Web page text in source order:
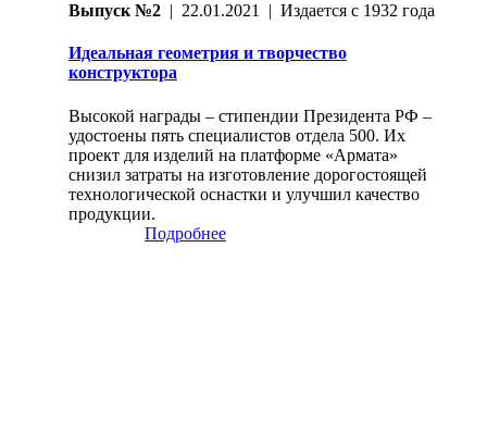
Выпуск №2 | 22.01.2021 | Издается с 1932 года
Идеальная геометрия и творчество
конструктора
Высокой награды – стипендии Президента РФ –
удостоены пять специалистов отдела 500. Их
проект для изделий на платформе «Армата»
снизил затраты на изготовление дорогостоящей
технологической оснастки и улучшил качество
продукции.
Подробнее